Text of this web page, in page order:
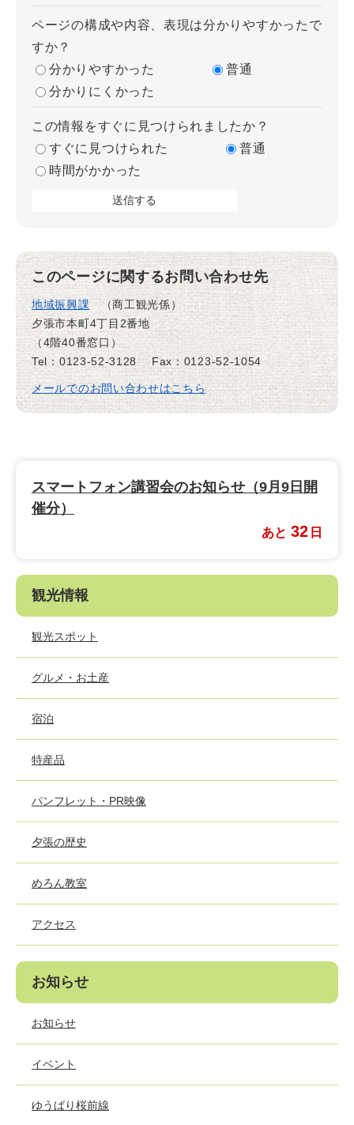
ページの構成や内容、表現は分かりやすかったで
すか？
分かりやすかった
普通
分かりにくかった
この情報をすぐに見つけられましたか？
すぐに見つけられた
普通
時間がかかった
このページに関するお問い合わせ先
地域振興課
商工観光係
夕張市本町4丁目2番地
（4階40番窓口）
Tel：0123-52-3128
Fax：0123-52-1054
メールでのお問い合わせはこちら
スマートフォン講習会のお知らせ（9月9日開
催分）
あと 32 日
観光情報
観光スポット
グルメ・お土産
宿泊
特産品
パンフレット・PR映像
夕張の歴史
めろん教室
アクセス
お知らせ
お知らせ
イベント
ゆうばり桜前線